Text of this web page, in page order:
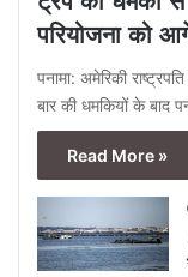
परियोजना को
पनामा: अमेरिकी
बार की धमकियों के बाद
Read More »